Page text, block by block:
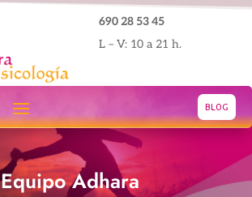
690 28 53 45
L – V: 10 a 21 h.
BLOG
Equipo Adhara